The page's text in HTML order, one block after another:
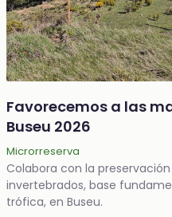
Favorecemos a las
Buseu 2026
Microrreserva
Colabora con la preservación
invertebrados, base
trófica, en Buseu.